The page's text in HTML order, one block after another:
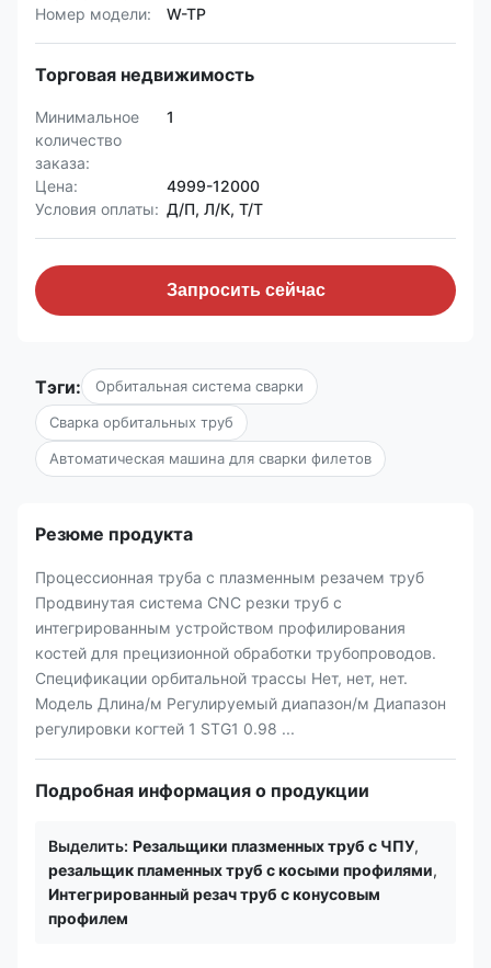
Номер модели:
W-TP
Торговая недвижимость
Минимальное
количество
заказа:
1
Цена:
4999-12000
Условия оплаты: Д/П, Л/К, Т/Т
Запросить сейчас
Тэги: Орбитальная система сварки
Сварка орбитальных труб
Автоматическая машина для сварки филетов
Резюме продукта
Процессионная труба с плазменным резачем труб
Продвинутая система CNC резки труб с
интегрированным устройством профилирования
костей для прецизионной обработки трубопроводов.
Спецификации орбитальной трассы Нет, нет, нет.
Модель Длина/м Регулируемый диапазон/м Диапазон
регулировки когтей 1 STG1 0.98 ...
Подробная информация о продукции
Выделить: Резальщики плазменных труб с ЧПУ,
резальщик пламенных труб с косыми профилями,
Интегрированный резач труб с конусовым
профилем